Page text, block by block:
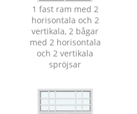
1 fast ram med 2
horisontala och 2
vertikala, 2 bågar
med 2 horisontala
och 2 vertikala
spröjsar